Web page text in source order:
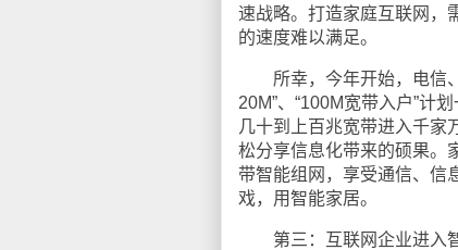
速战略。打造家庭互联网，
的速度难以满足。
所幸，今年开始，电信、
20M”、“100M宽带入户”计
几十到上百兆宽带进入千家
松分享信息化带来的硕果。
带智能组网，享受通信、信
戏，用智能家居。
第三：互联网企业进入智